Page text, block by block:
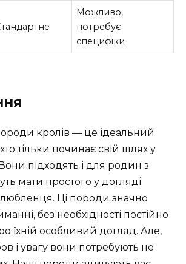
Можливо,
потребує
специфіки
кролів — це ідеальний
тільки починає свій шлях у
підходять і для родин з
мати простого у догляді
Ці породи значно
без необхідності постійно
їхній особливий догляд. Але,
і увагу вони потребують не